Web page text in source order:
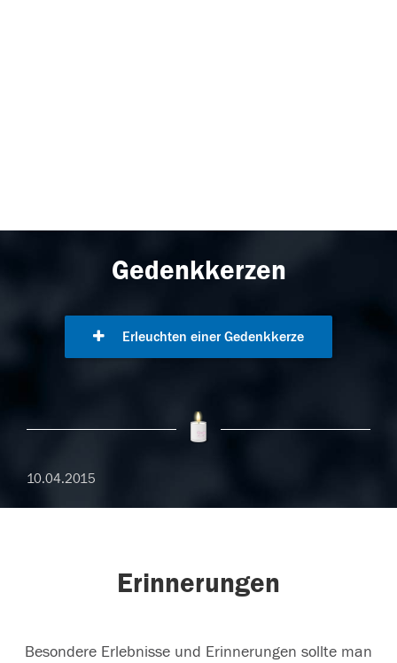
Gedenkkerzen
Erleuchten einer Gedenkkerze
10.04.2015
Erinnerungen
Besondere Erlebnisse und Erinnerungen sollte man